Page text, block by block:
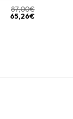
87,00€
65,26€